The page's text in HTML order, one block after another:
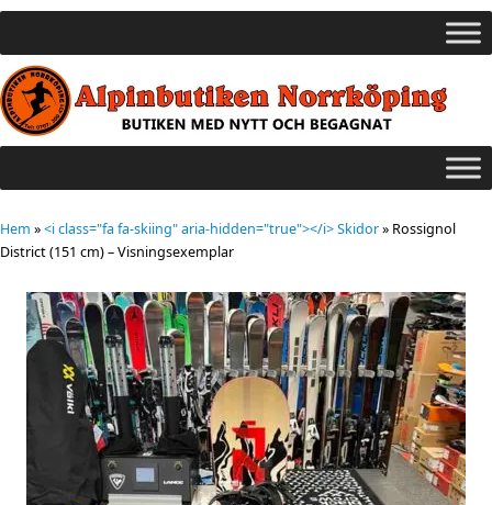
Hem »<i class="fa fa-skiing" aria-hidden="true"></i> Skidor» Rossignol
District (151 cm) – Visningsexemplar